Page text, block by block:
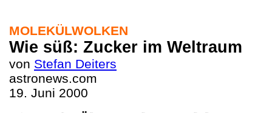
MOLEKÜLWOLKEN
Wie süß: Zucker im Weltraum
von Stefan Deiters
astronews.com
19. Juni 2000